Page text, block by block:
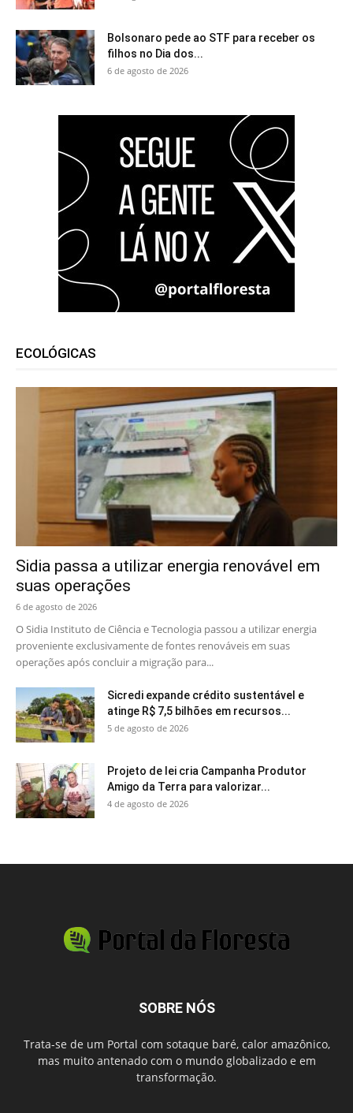
Bolsonaro pede ao STF para receber os
filhos no Dia dos...
6 de agosto de 2026
ECOLÓGICAS
Sidia passa a utilizar energia renovável em
suas operações
6 de agosto de 2026
O Sidia Instituto de Ciência e Tecnologia passou a utilizar energia
proveniente exclusivamente de fontes renováveis em suas
operações após concluir a migração para...
Sicredi expande crédito sustentável e
atinge R$ 7,5 bilhões em recursos...
5 de agosto de 2026
Projeto de lei cria Campanha Produtor
Amigo da Terra para valorizar...
4 de agosto de 2026
SOBRE NÓS
Trata-se de um Portal com sotaque baré, calor amazônico,
mas muito antenado com o mundo globalizado e em
transformação.